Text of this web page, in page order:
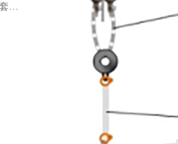
安心品牌逃生绳套装（外防版三人套装）